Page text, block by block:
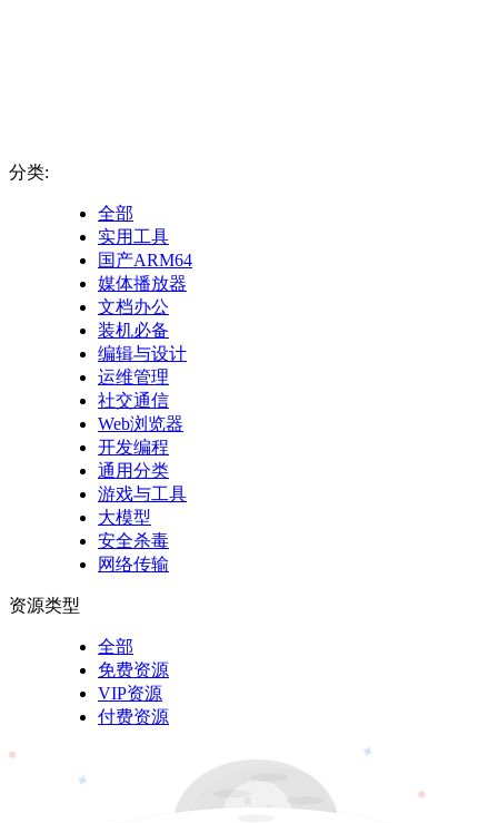
分类:
全部
实用工具
国产ARM64
媒体播放器
文档办公
装机必备
编辑与设计
运维管理
社交通信
Web浏览器
开发编程
通用分类
游戏与工具
大模型
安全杀毒
网络传输
资源类型
全部
免费资源
VIP资源
付费资源